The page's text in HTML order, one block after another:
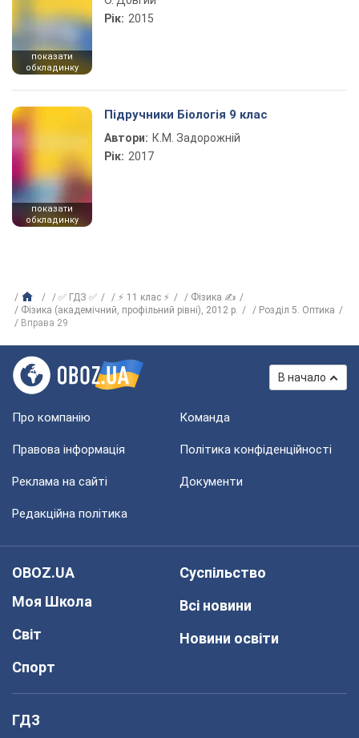
показати
обкладинку
Рік: 2015
показати
обкладинку
Підручники Біологія 9 клас
Автори: К.М. Задорожній
Рік: 2017
✅ ГДЗ ✅ ⚡ 11 клас ⚡
Фізика ✍
Фізика (академічний, профільний рівні), 2012 р.
Розділ 5. Оптика
Вправа 29
В начало
Про компанію Команда
Правова інформація Політика конфіденційності
Реклама на сайті Документи
Редакційна політика
OBOZ.UA
Моя Школа
Світ
Спорт
Суспільство
Всі новини
Новини освіти
ГДЗ